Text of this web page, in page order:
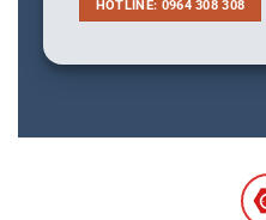
HOTLINE: 0964 308 308